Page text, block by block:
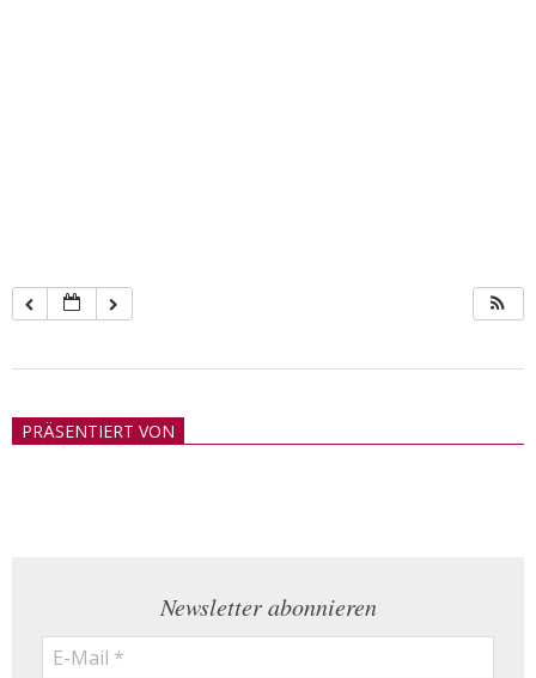
21
PRÄSENTIERT VON
Newsletter abonnieren